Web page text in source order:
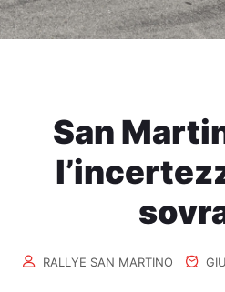
San
RALLYE SAN MARTINO